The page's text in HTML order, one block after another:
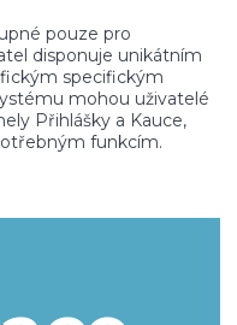
pouze pro
disponuje unikátním
specifickým
mohou uživatelé
Přihlášky a Kauce,
funkcím.